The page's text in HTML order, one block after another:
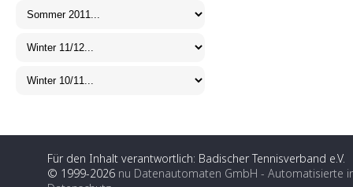
Für den Inhalt verantwortlich: Badischer Tennisverband e.V.
© 1999-2026 nu Datenautomaten GmbH - Automatisierte